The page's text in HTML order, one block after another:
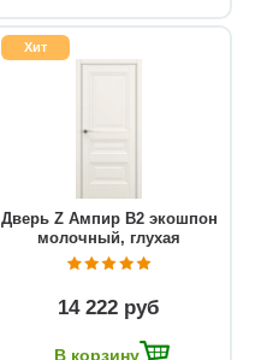
Хит
Дверь Z Ампир В2 экошпон
молочный, глухая
14 222 руб
В корзину